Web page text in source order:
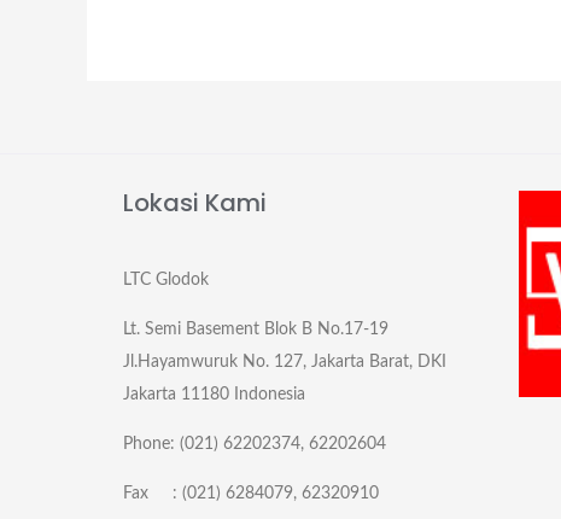
Lokasi Kami
LTC Glodok
Lt. Semi Basement Blok B No.17-19
Jl.Hayamwuruk No. 127, Jakarta Barat, DKI
Jakarta 11180 Indonesia
Phone: (021) 62202374, 62202604
Fax : (021) 6284079, 62320910